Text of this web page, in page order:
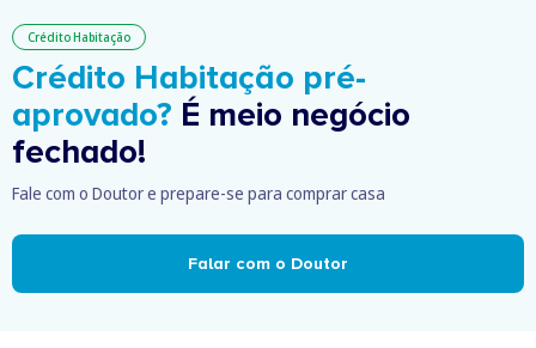
Crédito Habitação
Crédito Habitação pré-
aprovado? É meio negócio
fechado!
Fale com o Doutor e prepare-se para comprar casa
Falar com o Doutor